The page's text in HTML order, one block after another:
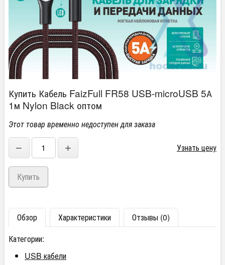
Купить Кабель FaizFull FR58 USB-microUSB 5А
1м Nylon Black оптом
Этот товар временно недоступен для заказа
− + Узнать цену
Обзор Характеристики
Отзывы (0)
Категории:
USB кабели